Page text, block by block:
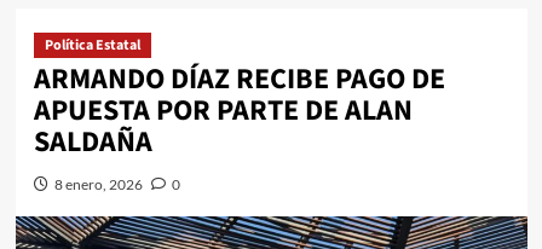
Política Estatal
ARMANDO DÍAZ RECIBE PAGO DE
APUESTA POR PARTE DE ALAN
SALDAÑA
8 enero, 2026 0